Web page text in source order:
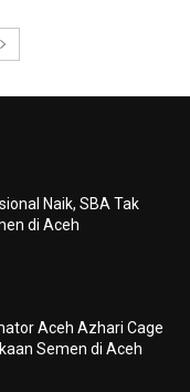
Naik, SBA Tak
di Aceh
Aceh Azhari Cage
Semen di Aceh